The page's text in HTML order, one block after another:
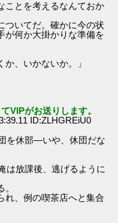
ことを考えるなんておか
ついてだ。確かに今の状
が何か大掛かりな準備を
、いかないか。」
VIPがお送りします。
ID:ZLHGREiU0
を休部―いや、休団だな
は放課後、逃げるように
れ、例の喫茶店へと集合